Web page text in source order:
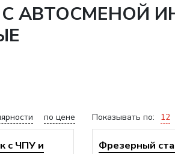
АВТОСМЕНОЙ
по цене Показывать по: 12
с ЧПУ и
Фрезерный